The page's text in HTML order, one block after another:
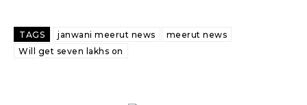
TAGS janwani meerut news
meerut news
Will get seven lakhs on